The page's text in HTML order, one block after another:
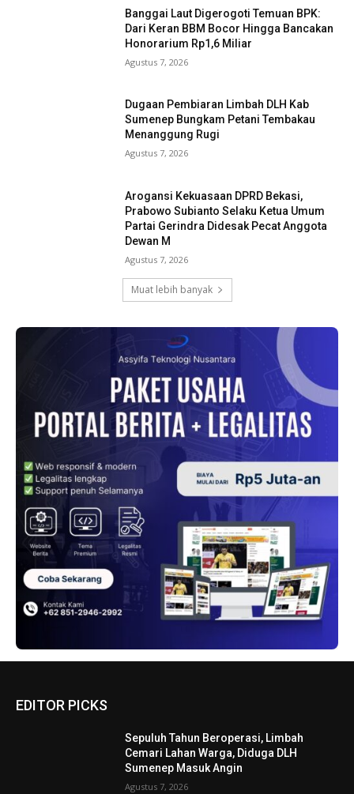
Banggai Laut Digerogoti Temuan BPK:
Dari Keran BBM Bocor Hingga Bancakan
Honorarium Rp1,6 Miliar
Agustus 7, 2026
Dugaan Pembiaran Limbah DLH Kab
Sumenep Bungkam Petani Tembakau
Menanggung Rugi
Agustus 7, 2026
Arogansi Kekuasaan DPRD Bekasi,
Prabowo Subianto Selaku Ketua Umum
Partai Gerindra Didesak Pecat Anggota
Dewan M
Agustus 7, 2026
Muat lebih banyak
EDITOR PICKS
Sepuluh Tahun Beroperasi, Limbah
Cemari Lahan Warga, Diduga DLH
Sumenep Masuk Angin
Agustus 7, 2026